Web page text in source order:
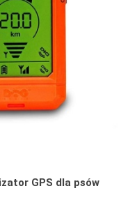
GPS dla psów